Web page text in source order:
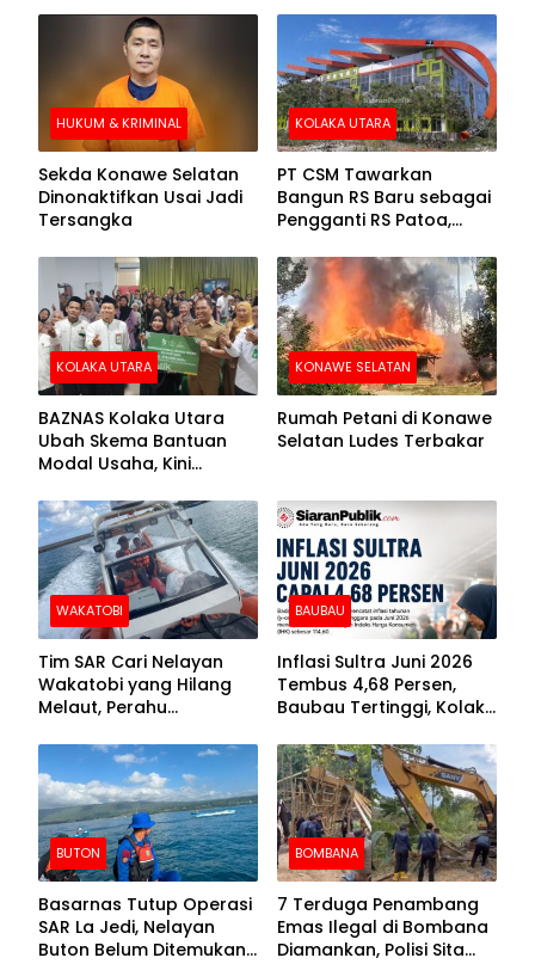
HUKUM & KRIMINAL
Sekda Konawe Selatan
Dinonaktifkan Usai Jadi
Tersangka
KOLAKA UTARA
PT CSM Tawarkan
Bangun RS Baru sebagai
Pengganti RS Patoa,
Kolut
KOLAKA UTARA
BAZNAS Kolaka Utara
Ubah Skema Bantuan
Modal Usaha, Kini
Barang Senilai Rp419,5
Juta
KONAWE SELATAN
Rumah Petani di Konawe
Selatan Ludes Terbakar
WAKATOBI
Tim SAR Cari Nelayan
Wakatobi yang Hilang
Melaut, Perahu
Kemasukan Air
BAUBAU
Inflasi Sultra Juni 2026
Tembus 4,68 Persen,
Baubau Tertinggi, Kolaka
BUTON
Basarnas Tutup Operasi
SAR La Jedi, Nelayan
Buton Belum Ditemukan
BOMBANA
7 Terduga Penambang
Emas Ilegal di Bombana
Diamankan, Polisi Sita